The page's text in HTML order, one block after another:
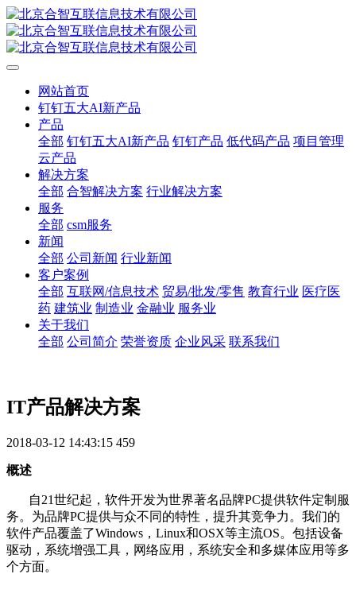
网站首页
钉钉五大AI新产品
产品
全部 钉钉五大AI新产品 钉钉产品 低代码产品 项目管理
云产品
解决方案
全部 合智解决方案 行业解决方案
服务
全部 csm服务
新闻
全部 公司新闻 行业新闻
客户案例
全部 互联网/信息技术 贸易/批发/零售 教育行业 医疗医
药 建筑业 制造业 金融业 服务业
关于我们
全部 公司简介 荣誉资质 企业风采 联系我们
IT产品解决方案
2018-03-12 14:43:15 459
概述
自21世纪起，软件开发为世界著名品牌PC提供软件定制服
务。为品牌PC提供与众不同的特性，提升其竞争力。我们的
软件产品覆盖了Windows，Linux和OSX等主流OS。包括设备
驱动，系统增强工具，网络应用，系统安全和多媒体应用等多
个方面。